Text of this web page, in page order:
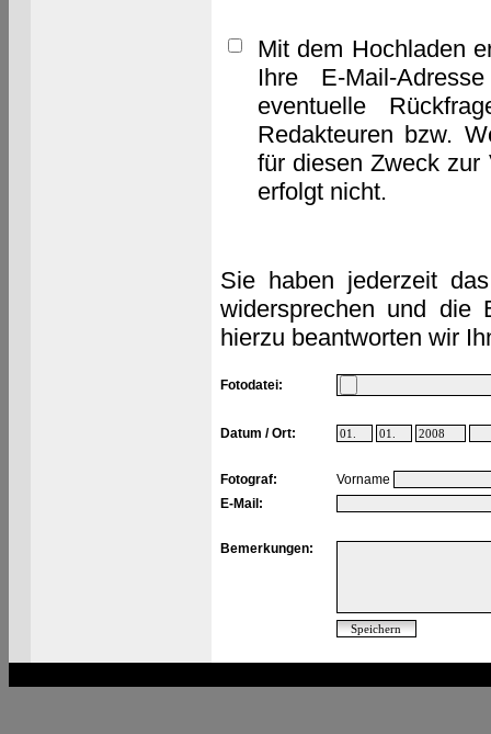
Mit dem Hochladen
Ihre E-Mail-
eventuelle
Redakteuren bzw.
für diesen Zweck zur
erfolgt nicht.
Sie haben jederzeit
widersprechen und die
hierzu beantworten wir
Fotodatei:
Datum / Ort:
Fotograf:
Vorname
E-Mail:
Bemerkungen: